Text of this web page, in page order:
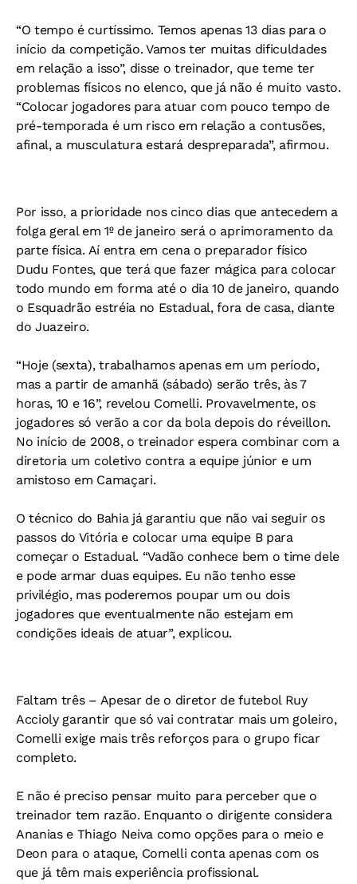
“O tempo é curtíssimo. Temos apenas 13 dias para o
início da competição. Vamos ter muitas dificuldades
em relação a isso”, disse o treinador, que teme ter
problemas físicos no elenco, que já não é muito vasto.
“Colocar jogadores para atuar com pouco tempo de
pré-temporada é um risco em relação a contusões,
afinal, a musculatura estará despreparada”, afirmou.
Por isso, a prioridade nos cinco dias que antecedem a
folga geral em 1º de janeiro será o aprimoramento da
parte física. Aí entra em cena o preparador físico
Dudu Fontes, que terá que fazer mágica para colocar
todo mundo em forma até o dia 10 de janeiro, quando
o Esquadrão estréia no Estadual, fora de casa, diante
do Juazeiro.
“Hoje (sexta), trabalhamos apenas em um período,
mas a partir de amanhã (sábado) serão três, às 7
horas, 10 e 16”, revelou Comelli. Provavelmente, os
jogadores só verão a cor da bola depois do réveillon.
No início de 2008, o treinador espera combinar com a
diretoria um coletivo contra a equipe júnior e um
amistoso em Camaçari.
O técnico do Bahia já garantiu que não vai seguir os
passos do Vitória e colocar uma equipe B para
começar o Estadual. “Vadão conhece bem o time dele
e pode armar duas equipes. Eu não tenho esse
privilégio, mas poderemos poupar um ou dois
jogadores que eventualmente não estejam em
condições ideais de atuar”, explicou.
Faltam três – Apesar de o diretor de futebol Ruy
Accioly garantir que só vai contratar mais um goleiro,
Comelli exige mais três reforços para o grupo ficar
completo.
E não é preciso pensar muito para perceber que o
treinador tem razão. Enquanto o dirigente considera
Ananias e Thiago Neiva como opções para o meio e
Deon para o ataque, Comelli conta apenas com os
que já têm mais experiência profissional.